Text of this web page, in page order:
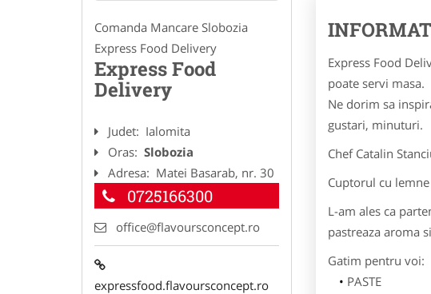
Comanda Mancare Slobozia
Express Food Delivery
Express Food
Delivery
Judet: Ialomita
Oras: Slobozia
Adresa: Matei Basarab, nr. 30
0725166300
office@flavoursconcept.ro
expressfood.flavoursconcept.ro
Express Food
poate servi masa.
Ne dorim sa
gustari, minuturi.
Chef Catalin
Cuptorul cu
L-am ales ca
pastreaza aroma
Gatim pentru voi:
PASTE